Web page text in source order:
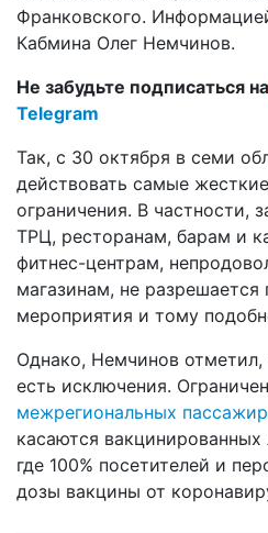
Франковского.
Кабмина Олег Немчинов.
Не забудьте подписаться на
Telegram
Так, с 30 октября в семи
действовать самые
ограничения. В частности,
ТРЦ, ресторанам, барам и
фитнес-центрам,
магазинам, не
мероприятия и тому
Однако, Немчинов отметил,
есть исключения.
межрегиональных
касаются
где 100% посетителей и
дозы вакцины от